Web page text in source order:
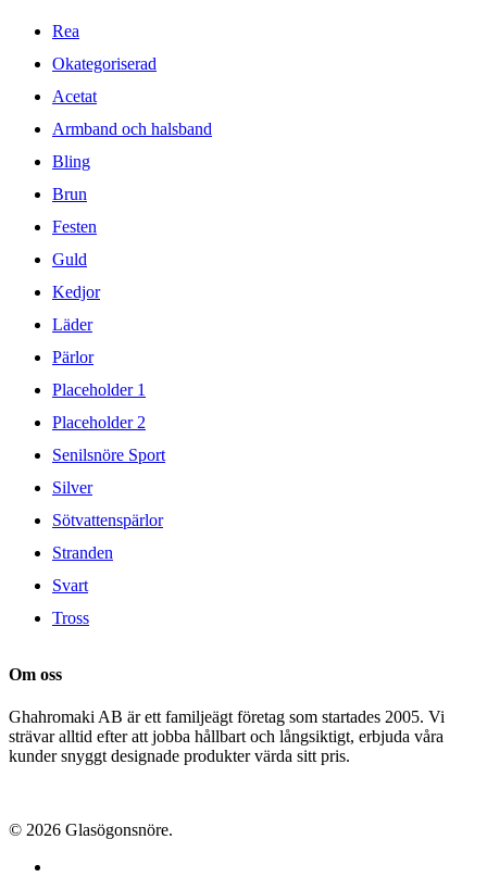
Rea
Okategoriserad
Acetat
Armband och halsband
Bling
Brun
Festen
Guld
Kedjor
Läder
Pärlor
Placeholder 1
Placeholder 2
Senilsnöre Sport
Silver
Sötvattenspärlor
Stranden
Svart
Tross
Om oss
Ghahromaki AB är ett familjeägt företag som startades 2005. Vi
strävar alltid efter att jobba hållbart och långsiktigt, erbjuda våra
kunder snyggt designade produkter värda sitt pris.
© 2026 Glasögonsnöre.